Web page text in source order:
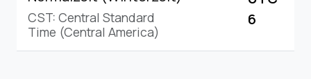
CST: Central Standard
Time (Central America)
6